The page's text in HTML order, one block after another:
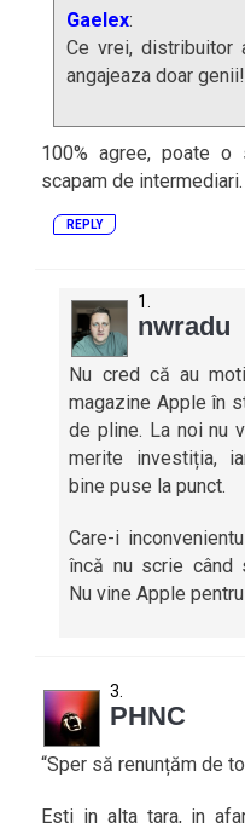
Gaelex:
Ce vrei, distribuitor
angajeaza doar genii!
100% agree, poate
scapam de intermediari.
REPLY
nwradu
Nu cred că au
magazine Apple în
de pline. La noi nu
merite investiția,
bine puse la punct.
Care-i
încă nu scrie când
Nu vine Apple
PHNC
“Sper să renunțăm de
Esti in alta tara, in